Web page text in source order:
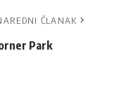
ČLANAK
Park